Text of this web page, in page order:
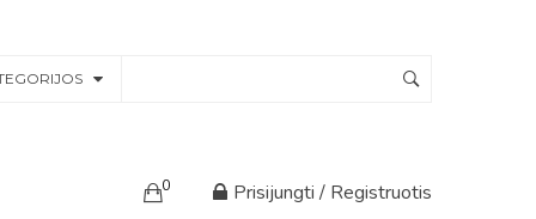
0 Prisijungti / Registruotis